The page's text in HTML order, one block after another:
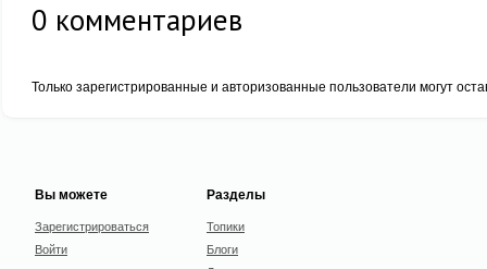
0 комментариев
Только зарегистрированные и авторизованные пользователи могут
Вы можете
Зарегистрироваться
Войти
Разделы
Топики
Блоги